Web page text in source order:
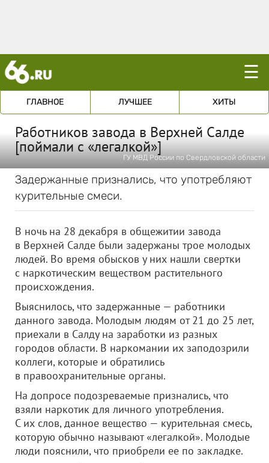
☰
ГЛАВНОЕ ЛУЧШЕЕ ХИТЫ
Работников завода в Верхней Салде
[поймали с «легалкой»]
ГУ МВД России по Свердловской области
Задержанные признались, что употребляют
курительные смеси.
В ночь на 28 декабря в общежитии завода
в Верхней Салде были задержаны трое молодых
людей. Во время обысков у них нашли свертки
с наркотическим веществом растительного
происхождения.
Выяснилось, что задержанные — работники
данного завода. Молодым людям от 21 до 25 лет,
приехали в Салду на заработки из разных
городов области. В наркомании их заподозрили
коллеги, которые и обратились
в правоохранительные органы.
На допросе подозреваемые признались, что
взяли наркотик для личного употребления.
С их слов, данное вещество — курительная смесь,
которую обычно называют «легалкой». Молодые
люди пояснили, что приобрели ее по закладке.